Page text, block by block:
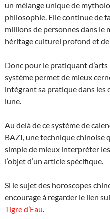
un mélange unique de
philosophie. Elle continue de
millions de personnes dans le
héritage culturel profond et
Donc pour le pratiquant
système permet de mieux
intégrant sa pratique dans les
lune.
Au delà de ce système de
BAZI, une technique chinoise
simple de mieux interpréter
l’objet d’un article spécifique.
Si le sujet des horoscopes
encourage à regarder le lien
Tigre d’Eau.